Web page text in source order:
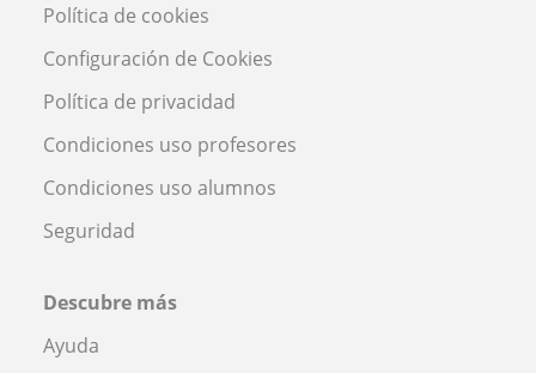
Política de cookies
Configuración de Cookies
Política de privacidad
Condiciones uso profesores
Condiciones uso alumnos
Seguridad
Descubre más
Ayuda